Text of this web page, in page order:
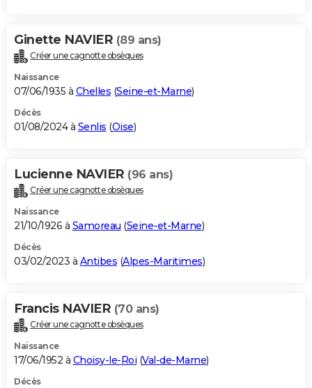
Ginette NAVIER (89 ans)
Créer une cagnotte obsèques
Naissance
07/06/1935 à Chelles (Seine-et-Marne)
Décès
01/08/2024 à Senlis (Oise)
Lucienne NAVIER (96 ans)
Créer une cagnotte obsèques
Naissance
21/10/1926 à Samoreau (Seine-et-Marne)
Décès
03/02/2023 à Antibes (Alpes-Maritimes)
Francis NAVIER (70 ans)
Créer une cagnotte obsèques
Naissance
17/06/1952 à Choisy-le-Roi (Val-de-Marne)
Décès